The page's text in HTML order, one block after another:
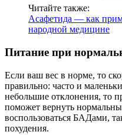
Читайте также:
Асафетида — как
народной медицине
Питание при
Если ваш вес в норме, то
правильно: часто и
небольшие отклонения, то
поможет вернуть
воспользоваться БАДами,
похудения.